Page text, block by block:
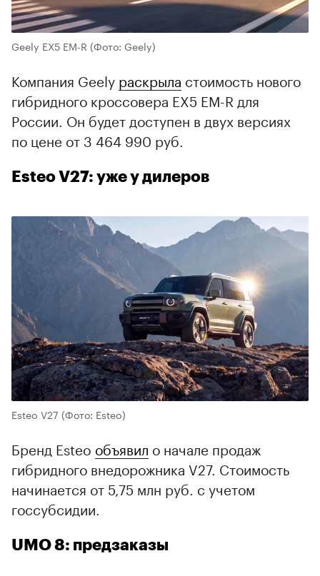
Geely EX5 EM-R (Фото: Geely)
Компания Geely раскрыла стоимость нового
гибридного кроссовера EX5 EM-R для
России. Он будет доступен в двух версиях
по цене от 3 464 990 руб.
Esteo V27: уже у дилеров
Esteo V27 (Фото: Esteo)
Бренд Esteo объявил о начале продаж
гибридного внедорожника V27. Стоимость
начинается от 5,75 млн руб. с учетом
госсубсидии.
UMO 8: предзаказы